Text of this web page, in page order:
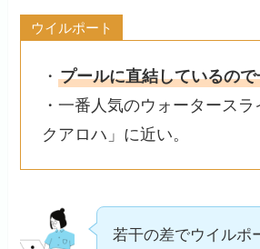
ウイルポート
・ プールに直結しているの
・一番人気のウォータースラ
クアロハ」に近い。
若干の差でウイルポ